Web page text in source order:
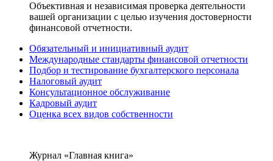
Объективная и независимая проверка деятельности
вашей организации с целью изучения достоверности
финансовой отчетности.
Обязательный и инициативный аудит
Международные стандарты финансовой отчетности
Подбор и тестирование бухгалтерского персонала
Налоговый аудит
Консультационное обслуживание
Кадровый аудит
Оценка всех видов собственности
Журнал «Главная книга»